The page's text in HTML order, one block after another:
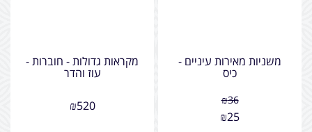
משניות מאירות עיניים -
כיס
₪36
₪25
מקראות גדולות - חוברות -
עוז והדר
₪520